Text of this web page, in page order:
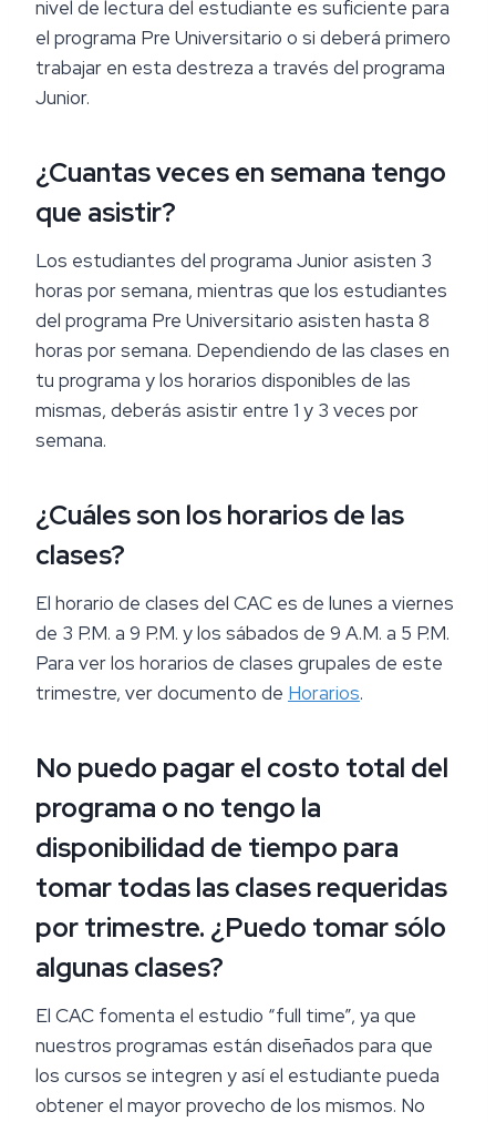
nivel de lectura del estudiante es suficiente para
el programa Pre Universitario o si deberá primero
trabajar en esta destreza a través del programa
Junior.
¿Cuantas veces en semana tengo
que asistir?
Los estudiantes del programa Junior asisten 3
horas por semana, mientras que los estudiantes
del programa Pre Universitario asisten hasta 8
horas por semana. Dependiendo de las clases en
tu programa y los horarios disponibles de las
mismas, deberás asistir entre 1 y 3 veces por
semana.
¿Cuáles son los horarios de las
clases?
El horario de clases del CAC es de lunes a viernes
de 3 P.M. a 9 P.M. y los sábados de 9 A.M. a 5 P.M.
Para ver los horarios de clases grupales de este
trimestre, ver documento de Horarios.
No puedo pagar el costo total del
programa o no tengo la
disponibilidad de tiempo para
tomar todas las clases requeridas
por trimestre. ¿Puedo tomar sólo
algunas clases?
El CAC fomenta el estudio “full time”, ya que
nuestros programas están diseñados para que
los cursos se integren y así el estudiante pueda
obtener el mayor provecho de los mismos. No